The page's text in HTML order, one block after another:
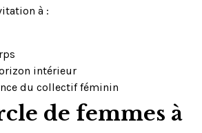
à :
intérieur
du collectif féminin
de femmes à